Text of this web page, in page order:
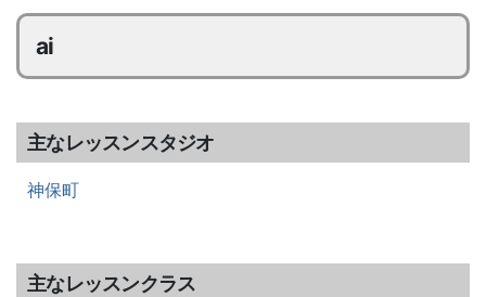
ai
主なレッスンスタジオ
神保町
主なレッスンクラス